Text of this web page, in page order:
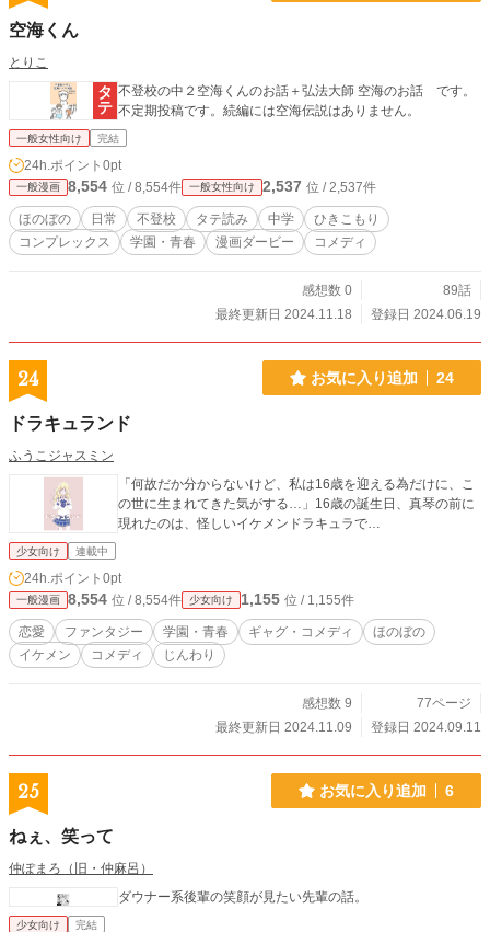
空海くん
とりこ
不登校の中２空海くんのお話＋弘法大師 空海のお話 です。
不定期投稿です。続編には空海伝説はありません。
一般女性向け 完結
24h.ポイント 0pt
一般漫画 8,554 位 / 8,554件 一般女性向け 2,537 位 / 2,537件
ほのぼの 日常 不登校 タテ読み 中学
ひきこもり
コンプレックス
学園・青春 漫画ダービー コメディ
感想数 0
89話
最終更新日 2024.11.18
登録日 2024.06.19
24 お気に入り追加 24
ドラキュランド
ふうこジャスミン
「何故だか分からないけど、私は16歳を迎える為だけに、こ
の世に生まれてきた気がする…」16歳の誕生日、真琴の前に
現れたのは、怪しいイケメンドラキュラで…
少女向け 連載中
24h.ポイント 0pt
一般漫画 8,554 位 / 8,554件 少女向け 1,155 位 / 1,155件
恋愛 ファンタジー 学園・青春 ギャグ・コメディ
ほのぼの
イケメン
コメディ じんわり
感想数 9
77ページ
最終更新日 2024.11.09
登録日 2024.09.11
25 お気に入り追加 6
ねぇ、笑って
仲ぽまろ（旧・仲麻呂）
ダウナー系後輩の笑顔が見たい先輩の話。
少女向け 完結